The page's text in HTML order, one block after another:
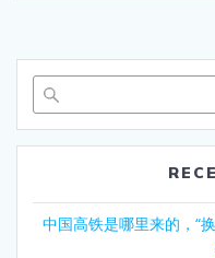
中国高铁是哪里来的，“